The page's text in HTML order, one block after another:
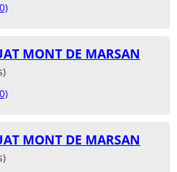
MONT DE MARSAN
MONT DE MARSAN